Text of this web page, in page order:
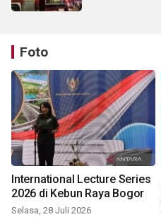
Foto
International Lecture Series
2026 di Kebun Raya Bogor
Selasa, 28 Juli 2026